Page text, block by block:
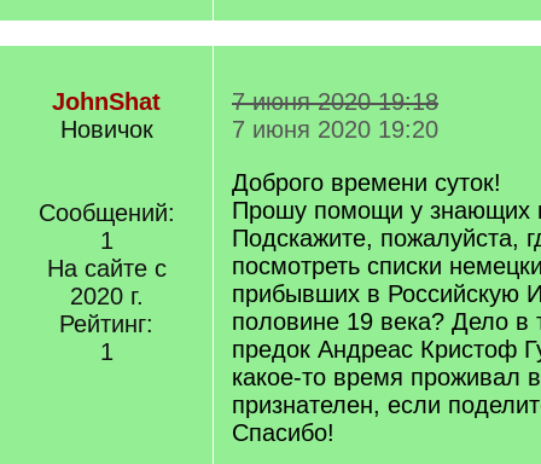
JohnShat
Новичок
Сообщений:
1
На сайте с
2020 г.
Рейтинг:
1
7 июня 2020 19:18
7 июня 2020 19:20
Доброго времени суток!
Прошу помощи у знающих
Подскажите, пожалуйста,
посмотреть списки
прибывших в Российскую
половине 19 века? Дело в
предок Андреас Кристоф
какое-то время проживал
признателен, если
Спасибо!